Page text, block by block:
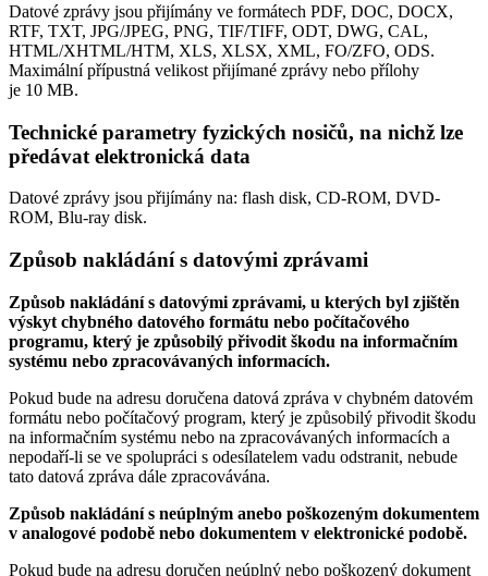
Datové zprávy jsou přijímány ve formátech PDF, DOC, DOCX,
RTF, TXT, JPG/JPEG, PNG, TIF/TIFF, ODT, DWG, CAL,
HTML/XHTML/HTM, XLS, XLSX, XML, FO/ZFO, ODS.
Maximální přípustná velikost přijímané zprávy nebo přílohy
je 10 MB.
Technické parametry fyzických nosičů, na nichž lze
předávat elektronická data
Datové zprávy jsou přijímány na: flash disk, CD-ROM, DVD-
ROM, Blu-ray disk.
Způsob nakládání s datovými zprávami
Způsob nakládání s datovými zprávami, u kterých byl zjištěn
výskyt chybného datového formátu nebo počítačového
programu, který je způsobilý přivodit škodu na informačním
systému nebo zpracovávaných informacích.
Pokud bude na adresu doručena datová zpráva v chybném datovém
formátu nebo počítačový program, který je způsobilý přivodit škodu
na informačním systému nebo na zpracovávaných informacích a
nepodaří-li se ve spolupráci s odesílatelem vadu odstranit, nebude
tato datová zpráva dále zpracovávána.
Způsob nakládání s neúplným anebo poškozeným dokumentem
v analogové podobě nebo dokumentem v elektronické podobě.
Pokud bude na adresu doručen neúplný nebo poškozený dokument